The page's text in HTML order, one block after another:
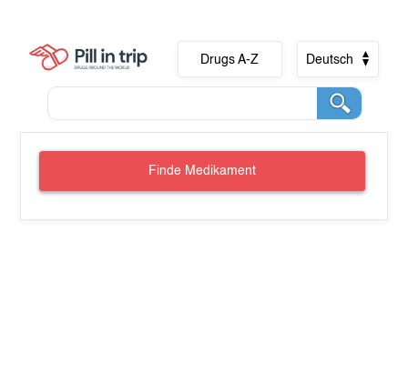
Drugs A-Z Deutsch
Finde Medikament